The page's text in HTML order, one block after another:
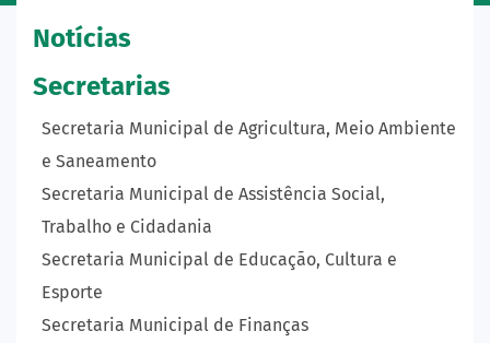
Notícias
Secretarias
Secretaria Municipal de Agricultura, Meio Ambiente
e Saneamento
Secretaria Municipal de Assistência Social,
Trabalho e Cidadania
Secretaria Municipal de Educação, Cultura e
Esporte
Secretaria Municipal de Finanças